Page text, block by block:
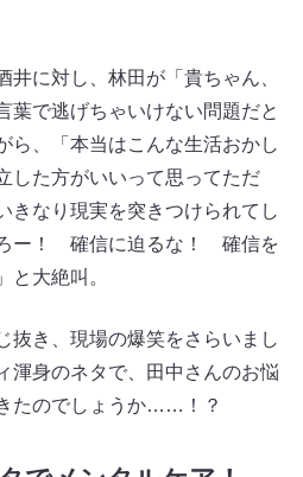
井に対し、林田が「貴ちゃん、
葉で逃げちゃいけない問題だと
ら、「本当はこんな生活おかし
した方がいいって思ってただ
きなり現実を突きつけられてし
ー！ 確信に迫るな！ 確信を
と大絶叫。
抜き、現場の爆笑をさらいまし
渾身のネタで、田中さんのお悩
たのでしょうか……！？